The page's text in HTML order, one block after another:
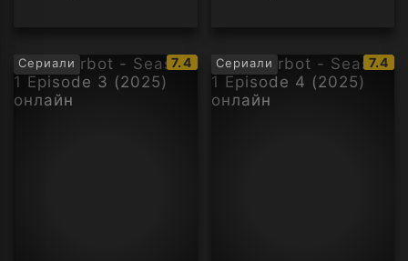
Сериали
IMDb
рейтинг:
7.4 Сериали
IMDb
7.4